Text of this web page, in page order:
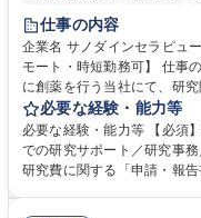
仕事の内容
企業名 サノダインセラピューティクス株式
モート・時短勤務可】 仕事の内容 自社で実験室を持たず外部委託を中心
に創薬を行う当社にて、研
なぐハブとして、契約・発
す。 ■見積取得、発注、検収、請求処理等の事務手続き ■委託先との定例
会議の調整・アジェンダ準
SOP等の整備・版管理・保
必要な経験・能力等
必要な経験・能力等 【必須
での研究サポート／研究事
研究費に関する「申請・報